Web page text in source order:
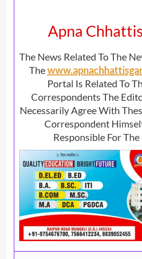
Apna
The News Related To The
The
Portal Is Related To
Correspondents The
Necessarily Agree With
Correspondent
Responsible For